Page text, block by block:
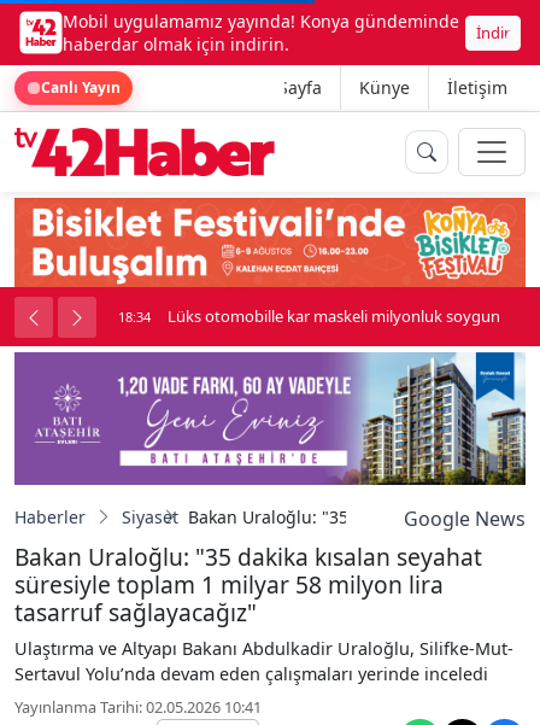
Mobil uygulamamız yayında! Konya gündeminde
haberdar olmak için indirin.
İndir
Canlı Yayın Ana Sayfa Künye İletişim
kavga çıktı 18:34 Lüks otomobille kar maskeli milyonluk soygun
Haberler Siyaset Bakan Uraloğlu: "35 dakika kısalan
Google News
Bakan Uraloğlu: "35 dakika kısalan seyahat
süresiyle toplam 1 milyar 58 milyon lira
tasarruf sağlayacağız"
Ulaştırma ve Altyapı Bakanı Abdulkadir Uraloğlu, Silifke-Mut-
Sertavul Yolu’nda devam eden çalışmaları yerinde inceledi
Yayınlanma Tarihi: 02.05.2026 10:41